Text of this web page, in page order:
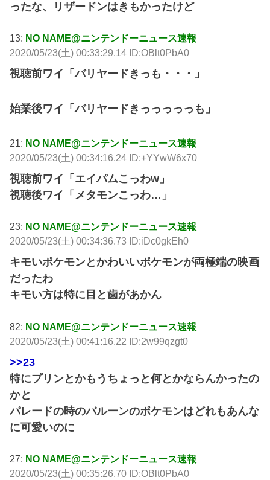
ったな、リザードンはきもかったけど
13: NO NAME@ニンテンドーニュース速報
2020/05/23(土) 00:33:29.14 ID:OBlt0PbA0
視聴前ワイ「バリヤードきっも・・・」
始業後ワイ「バリヤードきっっっっっも」
21: NO NAME@ニンテンドーニュース速報
2020/05/23(土) 00:34:16.24 ID:+YYwW6x70
視聴前ワイ「エイパムこっわw」
視聴後ワイ「メタモンこっわ…」
23: NO NAME@ニンテンドーニュース速報
2020/05/23(土) 00:34:36.73 ID:iDc0gkEh0
キモいポケモンとかわいいポケモンが両極端の映画
だったわ
キモい方は特に目と歯があかん
82: NO NAME@ニンテンドーニュース速報
2020/05/23(土) 00:41:16.22 ID:2w99qzgt0
>>23
特にプリンとかもうちょっと何とかならんかったの
かと
パレードの時のバルーンのポケモンはどれもあんな
に可愛いのに
27: NO NAME@ニンテンドーニュース速報
2020/05/23(土) 00:35:26.70 ID:OBlt0PbA0